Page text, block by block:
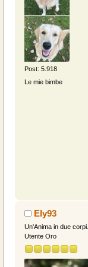
Post: 5.918
Le mie bimbe
Ely93
Un'Anima in due corpi.
Utente Oro